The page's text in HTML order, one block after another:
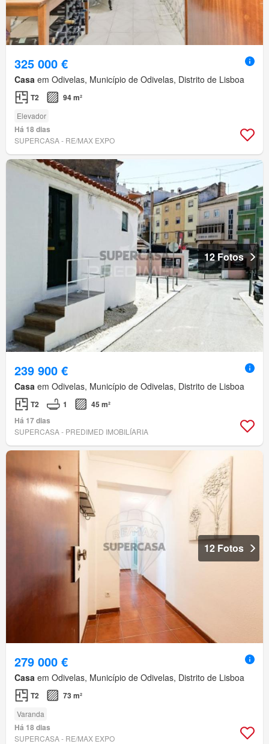
325 000 €
Casa em Odivelas, Município de Odivelas, Distrito de Lisboa
T2 94 m²
Elevador
Há 18 dias
SUPERCASA - RE/MAX EXPO
12 Fotos
239 900 €
Casa em Odivelas, Município de Odivelas, Distrito de Lisboa
T2 1
45 m²
Há 17 dias
SUPERCASA - PREDIMED IMOBILÍARIA
12 Fotos
279 000 €
Casa em Odivelas, Município de Odivelas, Distrito de Lisboa
T2 73 m²
Varanda
Há 18 dias
SUPERCASA - RE/MAX EXPO